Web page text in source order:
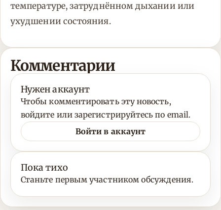
температуре, затруднённом дыхании или
ухудшении состояния.
Комментарии
Нужен аккаунт
Чтобы комментировать эту новость,
войдите или зарегистрируйтесь по email.
Войти в аккаунт
Пока тихо
Станьте первым участником обсуждения.